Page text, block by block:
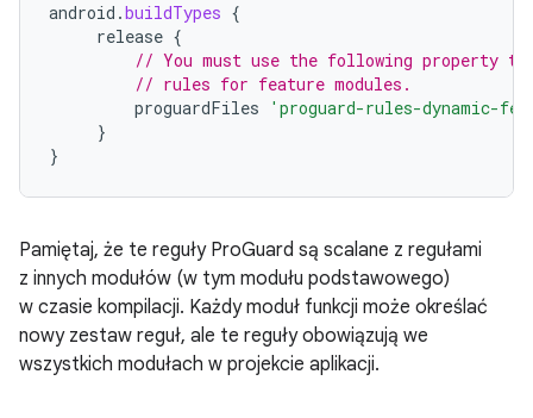
android .buildTypes {
release {
// You must use the following property
// rules for feature modules.
proguardFiles
'proguard-rules-dynamic-
}
}
Pamiętaj, że te reguły ProGuard są scalane z regułami
z innych modułów (w tym modułu podstawowego)
w czasie kompilacji. Każdy moduł funkcji może określać
nowy zestaw reguł, ale te reguły obowiązują we
wszystkich modułach w projekcie aplikacji.